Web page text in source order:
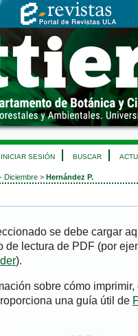
INICIAR SESIÓN BUSCAR
Diciembre > Hernández P.
se debe cargar
de lectura de PDF (por
).
sobre cómo
una guía útil de